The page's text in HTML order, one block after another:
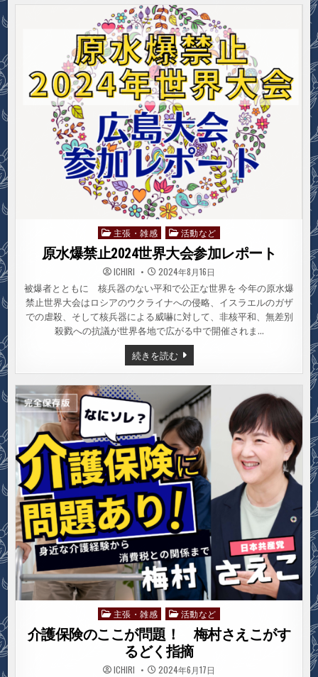
住
者
の
命
と
人
権
を
ま
も
る
た
め
に
Posted
in
主張・雑感 活動など
原水爆禁止2024世界大会参加レポート
ICHIRI 2024年8月16日
被爆者とともに 核兵器のない平和で公正な世界を 今年の原水爆
禁止世界大会はロシアのウクライナへの侵略、イスラエルのガザ
での虐殺、そして核兵器による威嚇に対して、非核平和、無差別
殺戮への抗議が世界各地で広がる中で開催されま…
続きを読む原
水
爆
禁
止
2024
世
界
大
会
参
加
レ
ポ
ー
ト
Posted
in
主張・雑感 活動など
介護保険のここが問題！ 梅村さえこがす
るどく指摘
ICHIRI 2024年6月17日